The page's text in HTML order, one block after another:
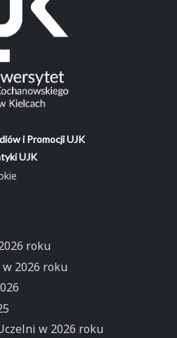
i Promocji UJK
UJK
roku
w 2026 roku
w 2026 roku